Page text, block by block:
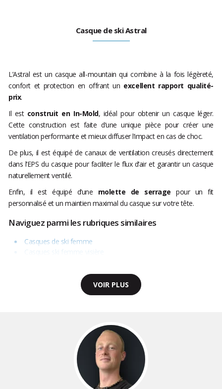
Casque de ski Astral
L’Astral est un casque all-mountain qui combine à la fois légèreté,
confort et protection en offrant un excellent rapport qualité-
prix.
Il est construit en In-Mold, idéal pour obtenir un casque léger.
Cette construction est faite d’une unique pièce pour créer une
ventilation performante et mieux diffuser l’impact en cas de choc.
De plus, il est équipé de canaux de ventilation creusés directement
dans l’EPS du casque pour faciliter le flux d’air et garantir un casque
naturellement ventilé.
Enfin, il est équipé d’une molette de serrage pour un fit
personnalisé et un maintien maximal du casque sur votre tête.
Naviguez parmi les rubriques similaires
Casques de ski femme
Casques ski femme visière
VOIR PLUS